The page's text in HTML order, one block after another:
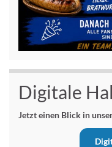
Digitale
Jetzt einen Blick in